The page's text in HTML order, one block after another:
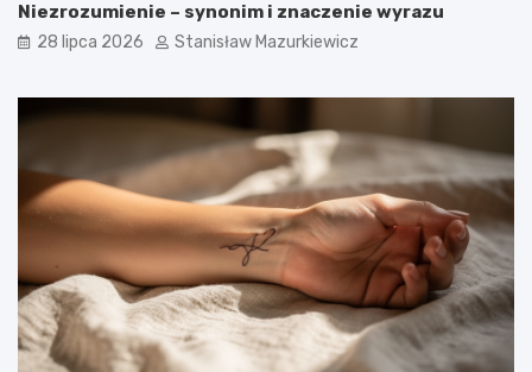
Niezrozumienie – synonim i znaczenie wyrazu
28 lipca 2026 Stanisław Mazurkiewicz